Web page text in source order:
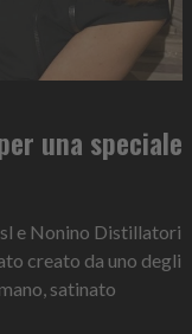
una speciale
e Nonino Distillatori
creato da uno degli
satinato